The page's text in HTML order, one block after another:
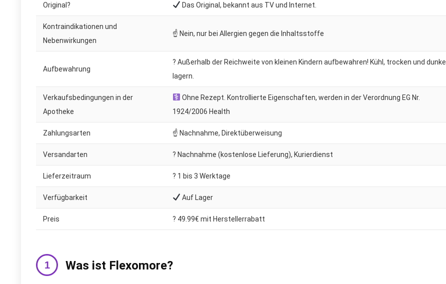
Original? Das Original, bekannt aus TV und Internet.
Kontraindikationen und
Nebenwirkungen
☝ Nein, nur bei Allergien gegen die Inhaltsstoffe
Aufbewahrung
? Außerhalb der Reichweite von kleinen Kindern aufbewahren! Kühl, trocken und dunkel
lagern.
Verkaufsbedingungen in der
Apotheke
Ohne Rezept. Kontrollierte Eigenschaften, werden in der Verordnung EG Nr.
1924/2006 Health
Zahlungsarten ☝ Nachnahme, Direktüberweisung
Versandarten ? Nachnahme (kostenlose Lieferung), Kurierdienst
Lieferzeitraum ?️ 1 bis 3 Werktage
Verfügbarkeit Auf Lager
Preis ? 49.99€ mit Herstellerrabatt
Was ist Flexomore?